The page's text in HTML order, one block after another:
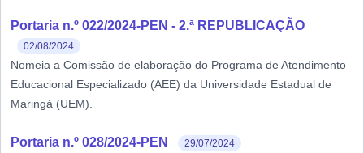
Portaria n.º 022/2024-PEN - 2.ª REPUBLICAÇÃO
02/08/2024
Nomeia a Comissão de elaboração do Programa de Atendimento
Educacional Especializado (AEE) da Universidade Estadual de
Maringá (UEM).
Portaria n.º 028/2024-PEN 29/07/2024